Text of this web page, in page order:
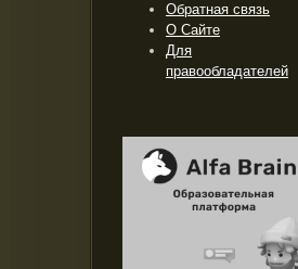
Обратная связь
О Сайте
Для
правообладателей